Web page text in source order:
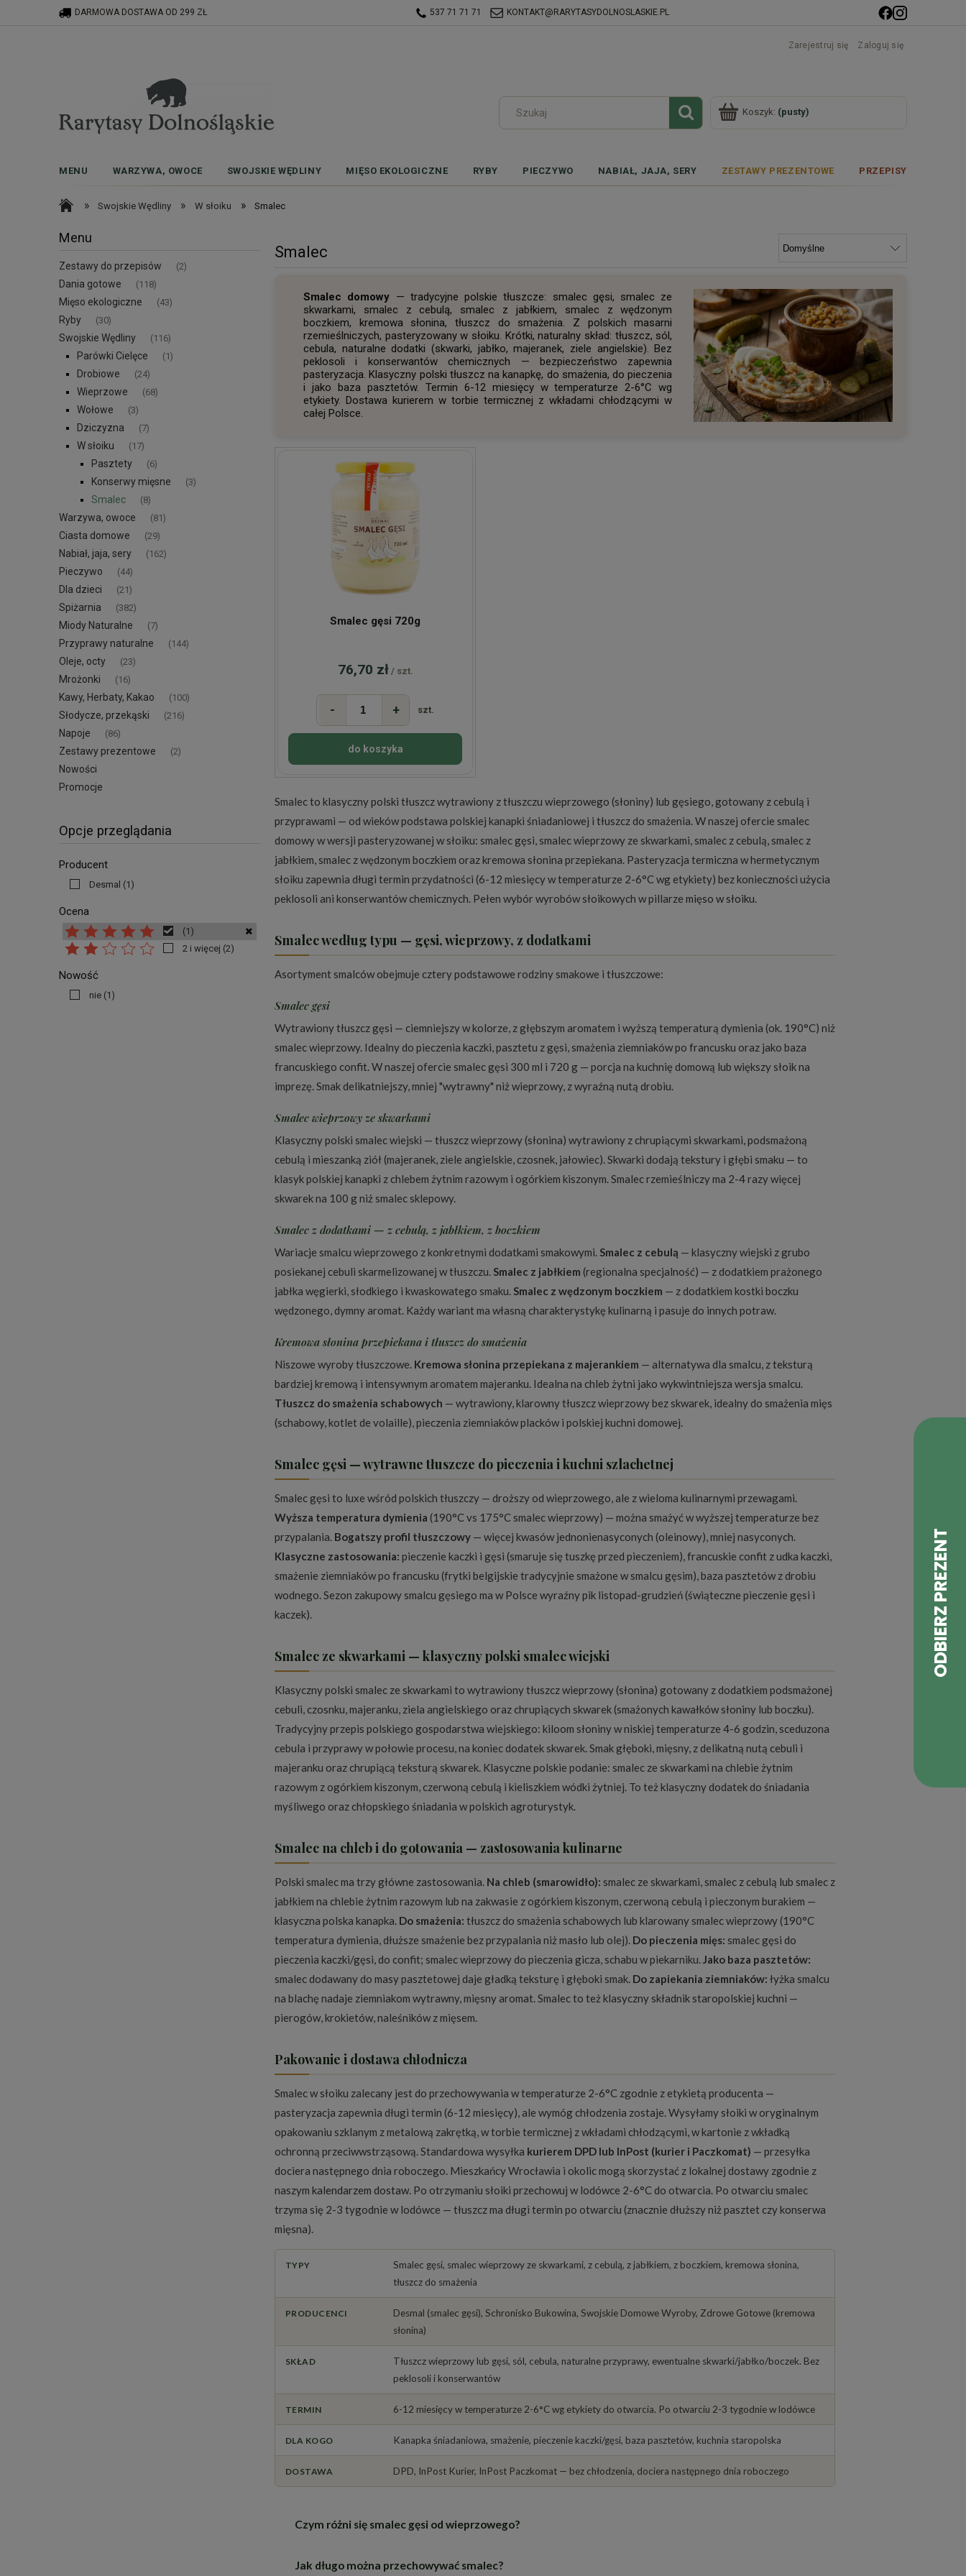
DARMOWA DOSTAWA OD 299 ZŁ 537 71 71 71 KONTAKT@RARYTASYDOLNOSLASKIE.PL
Zarejestruj się Zaloguj się
Koszyk: (pusty)
MENU WARZYWA, OWOCE SWOJSKIE WĘDLINY MIĘSO EKOLOGICZNE RYBY PIECZYWO NABIAŁ, JAJA, SERY ZESTAWY PREZENTOWE PRZEPISY
» Swojskie Wędliny » W słoiku » Smalec
Menu
Zestawy do przepisów (2)
Dania gotowe (118)
Mięso ekologiczne (43)
Ryby (30)
Swojskie Wędliny (116)
Parówki Cielęce (1)
Drobiowe (24)
Wieprzowe (68)
Wołowe (3)
Dziczyzna (7)
W słoiku (17)
Pasztety (6)
Konserwy mięsne (3)
Smalec (8)
Warzywa, owoce (81)
Ciasta domowe (29)
Nabiał, jaja, sery (162)
Pieczywo (44)
Dla dzieci (21)
Spiżarnia (382)
Miody Naturalne (7)
Przyprawy naturalne (144)
Oleje, octy (23)
Mrożonki (16)
Kawy, Herbaty, Kakao (100)
Słodycze, przekąski (216)
Napoje (86)
Zestawy prezentowe (2)
Nowości
Promocje
Opcje przeglądania
Producent
Desmal (1)
Ocena
(1)
2 i więcej (2)
Nowość
nie (1)
Smalec
Smalec domowy — tradycyjne polskie tłuszcze: smalec gęsi, smalec ze
skwarkami, smalec z cebulą, smalec z jabłkiem, smalec z wędzonym
boczkiem, kremowa słonina, tłuszcz do smażenia. Z polskich masarni
rzemieślniczych, pasteryzowany w słoiku. Krótki, naturalny skład: tłuszcz, sól,
cebula, naturalne dodatki (skwarki, jabłko, majeranek, ziele angielskie). Bez
peklosoli i konserwantów chemicznych — bezpieczeństwo zapewnia
pasteryzacja. Klasyczny polski tłuszcz na kanapkę, do smażenia, do pieczenia
i jako baza pasztetów. Termin 6-12 miesięcy w temperaturze 2-6°C wg
etykiety. Dostawa kurierem w torbie termicznej z wkładami chłodzącymi w
całej Polsce.
Smalec gęsi 720g
76,70 zł / szt.
- + szt.
do koszyka
Smalec to klasyczny polski tłuszcz wytrawiony z tłuszczu wieprzowego (słoniny) lub gęsiego, gotowany z cebulą i
przyprawami — od wieków podstawa polskiej kanapki śniadaniowej i tłuszcz do smażenia. W naszej ofercie smalec
domowy w wersji pasteryzowanej w słoiku: smalec gęsi, smalec wieprzowy ze skwarkami, smalec z cebulą, smalec z
jabłkiem, smalec z wędzonym boczkiem oraz kremowa słonina przepiekana. Pasteryzacja termiczna w hermetycznym
słoiku zapewnia długi termin przydatności (6-12 miesięcy w temperaturze 2-6°C wg etykiety) bez konieczności użycia
peklosoli ani konserwantów chemicznych. Pełen wybór wyrobów słoikowych w pillarze mięso w słoiku
Smalec według typu — gęsi, wieprzowy, z dodatkami
Asortyment smalców obejmuje cztery podstawowe rodziny smakowe i tłuszczowe:
Smalec gęsi
Wytrawiony tłuszcz gęsi — ciemniejszy w kolorze, z głębszym aromatem i wyższą temperaturą dymienia (ok. 190°C) niż
smalec wieprzowy. Idealny do pieczenia kaczki, pasztetu z gęsi, smażenia ziemniaków po francusku oraz jako baza
francuskiego confit. W naszej ofercie smalec gęsi 300 ml i 720 g — porcja na kuchnię domową lub większy słoik na
imprezę. Smak delikatniejszy, mniej "wytrawny" niż wieprzowy, z wyraźną nutą drobiu.
Smalec wieprzowy ze skwarkami
Klasyczny polski smalec wiejski — tłuszcz wieprzowy (słonina) wytrawiony z chrupiącymi skwarkami, podsmażoną
cebulą i mieszanką ziół (majeranek, ziele angielskie, czosnek, jałowiec). Skwarki dodają tekstury i głębi smaku — to
klasyk polskiej kanapki z chlebem żytnim razowym i ogórkiem kiszonym. Smalec rzemieślniczy ma 2-4 razy więcej
skwarek na 100 g niż smalec sklepowy.
Smalec z dodatkami — z cebulą, z jabłkiem, z boczkiem
Wariacje smalcu wieprzowego z konkretnymi dodatkami smakowymi. Smalec z cebulą — klasyczny wiejski z grubo
posiekanej cebuli skarmelizowanej w tłuszczu. Smalec z jabłkiem (regionalna specjalność) — z dodatkiem prażonego
jabłka węgierki, słodkiego i kwaskowatego smaku. Smalec z wędzonym boczkiem — z dodatkiem kostki boczku
wędzonego, dymny aromat. Każdy wariant ma własną charakterystykę kulinarną i pasuje do innych potraw.
Kremowa słonina przepiekana i tłuszcz do smażenia
Niszowe wyroby tłuszczowe. Kremowa słonina przepiekana z majerankiem — alternatywa dla smalcu, z teksturą
bardziej kremową i intensywnym aromatem majeranku. Idealna na chleb żytni jako wykwintniejsza wersja smalcu.
Tłuszcz do smażenia schabowych — wytrawiony, klarowny tłuszcz wieprzowy bez skwarek, idealny do smażenia mięs
(schabowy, kotlet de volaille), pieczenia ziemniaków placków i polskiej kuchni domowej.
Smalec gęsi — wytrawne tłuszcze do pieczenia i kuchni szlachetnej
Smalec gęsi to luxe wśród polskich tłuszczy — droższy od wieprzowego, ale z wieloma kulinarnymi przewagami.
Wyższa temperatura dymienia (190°C vs 175°C smalec wieprzowy) — można smażyć w wyższej temperaturze bez
przypalania. Bogatszy profil tłuszczowy — więcej kwasów jednonienasyconych (oleinowy), mniej nasyconych.
Klasyczne zastosowania: pieczenie kaczki i gęsi (smaruje się tuszkę przed pieczeniem), francuskie confit z udka kaczki,
smażenie ziemniaków po francusku (frytki belgijskie tradycyjnie smażone w smalcu gęsim), baza pasztetów z drobiu
wodnego. Sezon zakupowy smalcu gęsiego ma w Polsce wyraźny pik listopad-grudzień (świąteczne pieczenie gęsi i
kaczek).
Smalec ze skwarkami — klasyczny polski smalec wiejski
Klasyczny polski smalec ze skwarkami to wytrawiony tłuszcz wieprzowy (słonina) gotowany z dodatkiem podsmażonej
cebuli, czosnku, majeranku, ziela angielskiego oraz chrupiących skwarek (smażonych kawałków słoniny lub boczku).
Tradycyjny przepis polskiego gospodarstwa wiejskiego: kiloom słoniny w niskiej temperaturze 4-6 godzin, sceduzona
cebula i przyprawy w połowie procesu, na koniec dodatek skwarek. Smak głęboki, mięsny, z delikatną nutą cebuli i
majeranku oraz chrupiącą teksturą skwarek. Klasyczne polskie podanie: smalec ze skwarkami na chlebie żytnim
razowym z ogórkiem kiszonym, czerwoną cebulą i kieliszkiem wódki żytniej. To też klasyczny dodatek do śniadania
myśliwego oraz chłopskiego śniadania w polskich agroturystyk.
Smalec na chleb i do gotowania — zastosowania kulinarne
Polski smalec ma trzy główne zastosowania. Na chleb (smarowidło): smalec ze skwarkami, smalec z cebulą lub smalec z
jabłkiem na chlebie żytnim razowym lub na zakwasie z ogórkiem kiszonym, czerwoną cebulą i pieczonym burakiem —
klasyczna polska kanapka. Do smażenia: tłuszcz do smażenia schabowych lub klarowany smalec wieprzowy (190°C
temperatura dymienia, dłuższe smażenie bez przypalania niż masło lub olej). Do pieczenia mięs: smalec gęsi do
pieczenia kaczki/gęsi, do confit; smalec wieprzowy do pieczenia gicza, schabu w piekarniku. Jako baza pasztetów:
smalec dodawany do masy pasztetowej daje gładką teksturę i głęboki smak. Do zapiekania ziemniaków: łyżka smalcu
na blachę nadaje ziemniakom wytrawny, mięsny aromat. Smalec to też klasyczny składnik staropolskiej kuchni —
pierogów, krokietów, naleśników z mięsem.
Pakowanie i dostawa chłodnicza
Smalec w słoiku zalecany jest do przechowywania w temperaturze 2-6°C zgodnie z etykietą producenta —
pasteryzacja zapewnia długi termin (6-12 miesięcy), ale wymóg chłodzenia zostaje. Wysyłamy słoiki w oryginalnym
opakowaniu szklanym z metalową zakrętką, w torbie termicznej z wkładami chłodzącymi, w kartonie z wkładką
ochronną przeciwwstrząsową. Standardowa wysyłka kurierem DPD lub InPost (kurier i Paczkomat) — przesyłka
dociera następnego dnia roboczego. Mieszkańcy Wrocławia i okolic mogą skorzystać z lokalnej dostawy zgodnie z
naszym kalendarzem dostaw. Po otrzymaniu słoiki przechowuj w lodówce 2-6°C do otwarcia. Po otwarciu smalec
trzyma się 2-3 tygodnie w lodówce — tłuszcz ma długi termin po otwarciu (znacznie dłuższy niż pasztet czy konserwa
mięsna).
TYPY
Smalec gęsi, smalec wieprzowy ze skwarkami, z cebulą, z jabłkiem, z boczkiem, kremowa słonina,
tłuszcz do smażenia
PRODUCENCI
Desmal (smalec gęsi), Schronisko Bukowina, Swojskie Domowe Wyroby, Zdrowe Gotowe (kremowa
słonina)
SKŁAD
Tłuszcz wieprzowy lub gęsi, sól, cebula, naturalne przyprawy, ewentualne skwarki/jabłko/boczek. Bez
peklosoli i konserwantów
TERMIN 6-12 miesięcy w temperaturze 2-6°C wg etykiety do otwarcia. Po otwarciu 2-3 tygodnie w lodówce
DLA KOGO Kanapka śniadaniowa, smażenie, pieczenie kaczki/gęsi, baza pasztetów, kuchnia staropolska
DOSTAWA DPD, InPost Kurier, InPost Paczkomat — bez chłodzenia, dociera następnego dnia roboczego
Czym różni się smalec gęsi od wieprzowego?
Kolor i tekstura:smalec gęsi ciemniejszy, bardziej żółty (od karotenoidów z paszy gęsi), bardziej
Jak długo można przechowywać smalec?